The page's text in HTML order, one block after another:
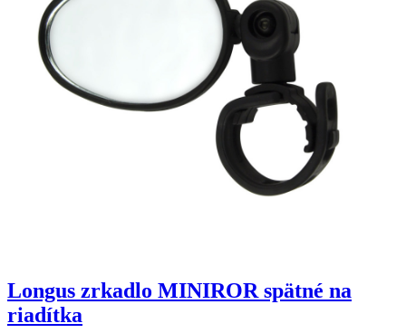
Longus zrkadlo MINIROR spätné na
riadítka